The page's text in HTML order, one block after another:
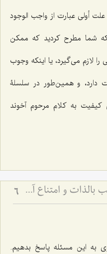
أولى عبارت از واجب الوجود
شما مطرح کردید که ممکن
را لازم مى‌گیرد، یا اینکه وجوب
دارد، و همین‌طور در سلسلۀ
به کلام مرحوم آخوند
استلزام ممکن بالذات و واجب بالذات و امتناع آن - بررسی نسبت علیت و معلولیت در ضرورت و امکان 6
به این مسئله پاسخ بدهیم.